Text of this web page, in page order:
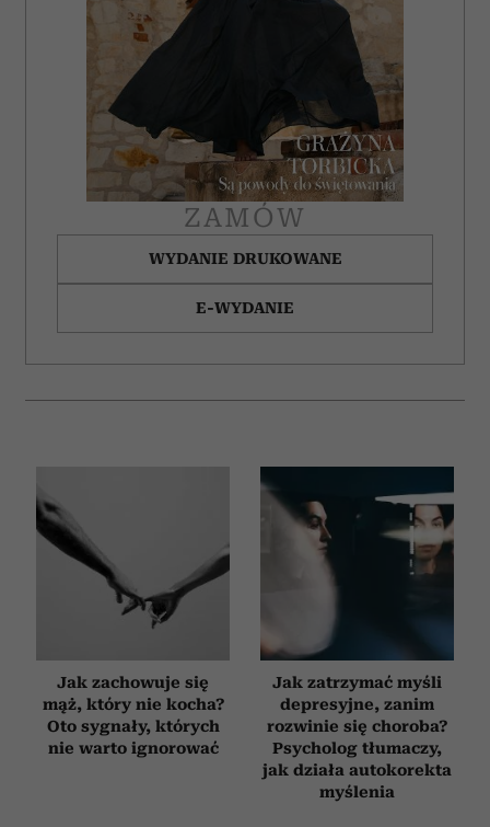
ZAMÓW
WYDANIE DRUKOWANE
E-WYDANIE
Jak zachowuje się
mąż, który nie kocha?
Oto sygnały, których
nie warto ignorować
Jak zatrzymać myśli
depresyjne, zanim
rozwinie się choroba?
Psycholog tłumaczy,
jak działa autokorekta
myślenia